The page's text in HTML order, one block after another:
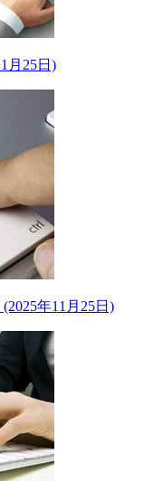
月25日)
年11月25日)